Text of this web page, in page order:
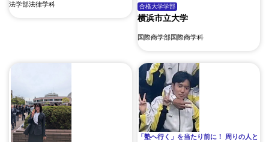
法学部法律学科 合格大学学部
横浜市立大学
国際商学部国際商学科
「塾へ行く」を当たり前に！ 周りの人と